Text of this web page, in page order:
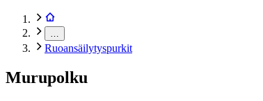
Ruoansäilytyspurkit
Murupolku